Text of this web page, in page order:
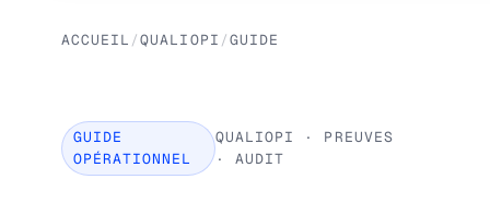
ACCUEIL /QUALIOPI /GUIDE
GUIDE
OPÉRATIONNEL
QUALIOPI · PREUVES
· AUDIT